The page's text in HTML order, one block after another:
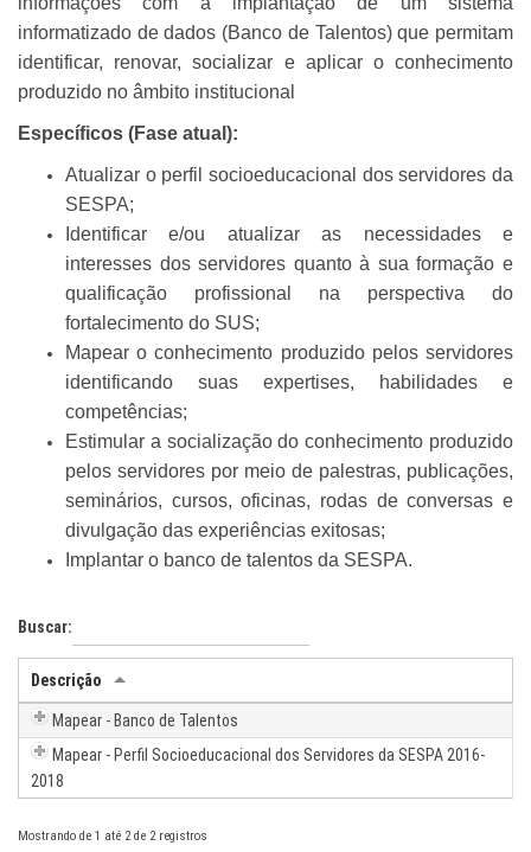
informatizado de dados (Banco de Talentos) que permitam
identificar, renovar, socializar e aplicar o conhecimento
produzido no âmbito institucional
Específicos (Fase atual):
Atualizar o perfil socioeducacional dos servidores da
SESPA;
Identificar e/ou atualizar as necessidades e
interesses dos servidores quanto à sua formação e
qualificação profissional na perspectiva do
fortalecimento do SUS;
Mapear o conhecimento produzido pelos servidores
identificando suas expertises, habilidades e
competências;
Estimular a socialização do conhecimento produzido
pelos servidores por meio de palestras, publicações,
seminários, cursos, oficinas, rodas de conversas e
divulgação das experiências exitosas;
Implantar o banco de talentos da SESPA.
Buscar:
Descrição
Mapear - Banco de Talentos
Mapear - Perfil Socioeducacional dos Servidores da SESPA 2016-
2018
Mostrando de 1 até 2 de 2 registros